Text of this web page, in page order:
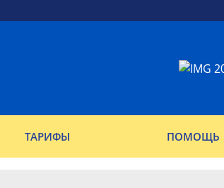
ТАРИФЫ ПОМОЩЬ